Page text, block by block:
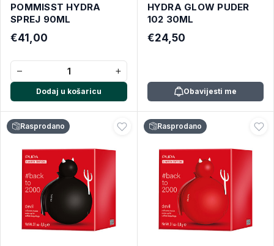
POMMISST HYDRA
SPREJ 90ML
€41,00
− +
Dodaj u košaricu
HYDRA GLOW PUDER
102 30ML
€24,50
Obavijesti me
Rasprodano Rasprodano